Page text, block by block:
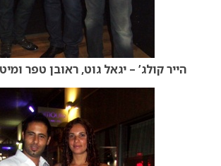
הייר קולג’ – יגאל גוט, ראובן טפר